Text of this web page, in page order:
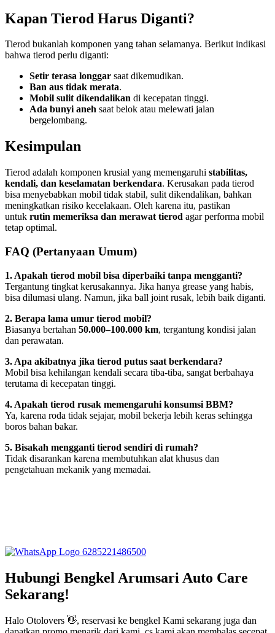
Kapan Tierod Harus Diganti?
Tierod bukanlah komponen yang tahan selamanya. Berikut indikasi
bahwa tierod perlu diganti:
Setir terasa longgar saat dikemudikan.
Ban aus tidak merata.
Mobil sulit dikendalikan di kecepatan tinggi.
Ada bunyi aneh saat belok atau melewati jalan
bergelombang.
Kesimpulan
Tierod adalah komponen krusial yang memengaruhi stabilitas,
kendali, dan keselamatan berkendara. Kerusakan pada tierod
bisa menyebabkan mobil tidak stabil, sulit dikendalikan, bahkan
meningkatkan risiko kecelakaan. Oleh karena itu, pastikan
untuk rutin memeriksa dan merawat tierod agar performa mobil
tetap optimal.
FAQ (Pertanyaan Umum)
1. Apakah tierod mobil bisa diperbaiki tanpa mengganti?
Tergantung tingkat kerusakannya. Jika hanya grease yang habis,
bisa dilumasi ulang. Namun, jika ball joint rusak, lebih baik diganti.
2. Berapa lama umur tierod mobil?
Biasanya bertahan 50.000–100.000 km, tergantung kondisi jalan
dan perawatan.
3. Apa akibatnya jika tierod putus saat berkendara?
Mobil bisa kehilangan kendali secara tiba-tiba, sangat berbahaya
terutama di kecepatan tinggi.
4. Apakah tierod rusak memengaruhi konsumsi BBM?
Ya, karena roda tidak sejajar, mobil bekerja lebih keras sehingga
boros bahan bakar.
5. Bisakah mengganti tierod sendiri di rumah?
Tidak disarankan karena membutuhkan alat khusus dan
pengetahuan mekanik yang memadai.
6285221486500
Hubungi Bengkel Arumsari Auto Care
Sekarang!
Halo Otolovers 👋, reservasi ke bengkel Kami sekarang juga dan